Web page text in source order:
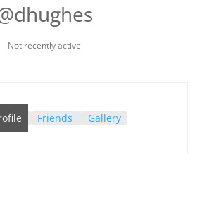
Not recently active
Friends Gallery